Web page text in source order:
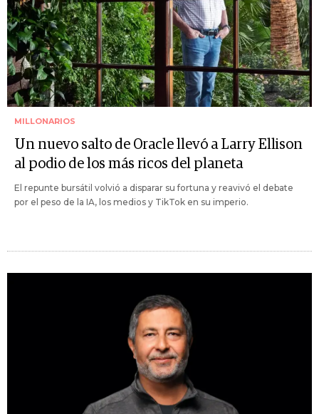
MILLONARIOS
Un nuevo salto de Oracle llevó a Larry Ellison
al podio de los más ricos del planeta
El repunte bursátil volvió a disparar su fortuna y reavivó el debate
por el peso de la IA, los medios y TikTok en su imperio.